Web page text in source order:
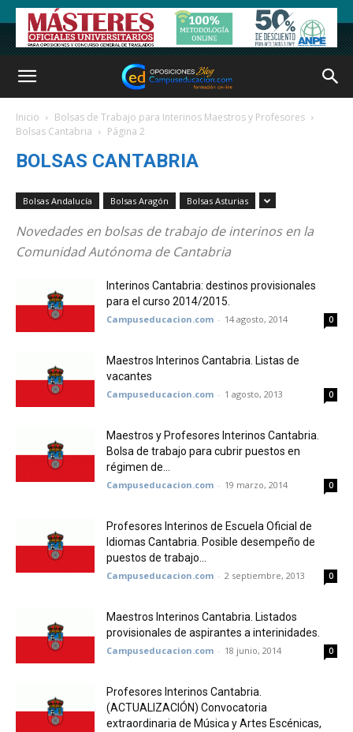
Inicio
Bolsas de Trabajo para Interinos Maestros y Profesores
Bolsas Cantabria
Página 2
BOLSAS CANTABRIA
Bolsas Andalucía Bolsas Aragón Bolsas Asturias
Novedades en bolsas de trabajo de interinos en la
Comunidad Autónoma de Cantabria
Interinos Cantabria: destinos provisionales
para el curso 2014/2015.
Campuseducacion.com - 14 agosto, 2014 0
Maestros Interinos Cantabria. Listas de
vacantes
Campuseducacion.com - 1 agosto, 2013 0
Maestros y Profesores Interinos Cantabria.
Bolsa de trabajo para cubrir puestos en
régimen de...
Campuseducacion.com - 19 marzo, 2014 0
Profesores Interinos de Escuela Oficial de
Idiomas Cantabria. Posible desempeño de
puestos de trabajo...
Campuseducacion.com - 2 septiembre, 2013 0
Maestros Interinos Cantabria. Listados
provisionales de aspirantes a interinidades.
Campuseducacion.com - 18 junio, 2014 0
Profesores Interinos Cantabria.
(ACTUALIZACIÓN) Convocatoria
extraordinaria de Música y Artes Escénicas,